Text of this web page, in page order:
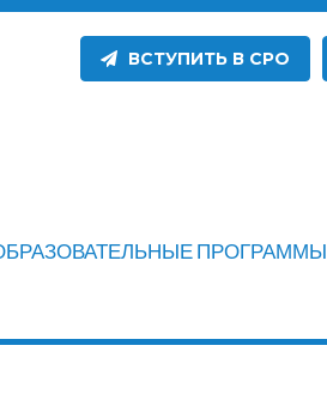
ВСТУПИТЬ В СРО
ПРОГРАММЫ